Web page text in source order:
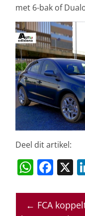
met 6-bak of
Deel dit artikel:
W
at
F
c
X
← FCA